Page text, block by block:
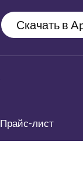
Скачать в
Прайс-лист